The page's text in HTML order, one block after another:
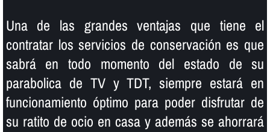
Una de las grandes ventajas que tiene el
contratar los servicios de conservación es que
sabrá en todo momento del estado de su
parabolica de TV y TDT, siempre estará en
funcionamiento óptimo para poder disfrutar de
su ratito de ocio en casa y además se ahorrará